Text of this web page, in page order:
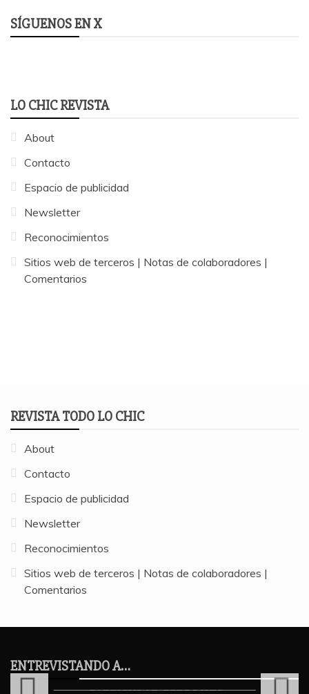
SÍGUENOS EN X
LO CHIC REVISTA
About
Contacto
Espacio de publicidad
Newsletter
Reconocimientos
Sitios web de terceros | Notas de colaboradores |
Comentarios
REVISTA TODO LO CHIC
About
Contacto
Espacio de publicidad
Newsletter
Reconocimientos
Sitios web de terceros | Notas de colaboradores |
Comentarios
ENTREVISTANDO A…
UNA ENTREVISTA ALGO